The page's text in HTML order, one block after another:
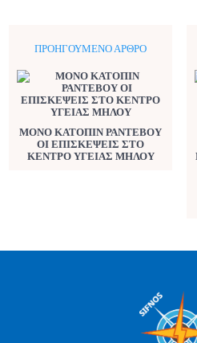
ΠΡΟΗΓΟΎΜΕΝΟ ΆΡΘΡΟ
ΜΟΝΟ ΚΑΤΟΠΙΝ ΡΑΝΤΕΒΟΥ
ΟΙ ΕΠΙΣΚΕΨΕΙΣ ΣΤΟ
ΚΕΝΤΡΟ ΥΓΕΙΑΣ ΜΗΛΟΥ